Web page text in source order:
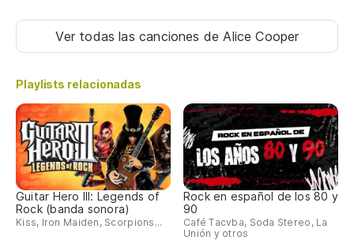
Ver todas las canciones de Alice Cooper
Playlists relacionadas
Guitar Hero III: Legends of
Rock (banda sonora)
Kiss, Iron Maiden, Scorpions...
Rock en español de los 80 y
90
Café Tacvba, Soda Stereo, La
Unión y otros